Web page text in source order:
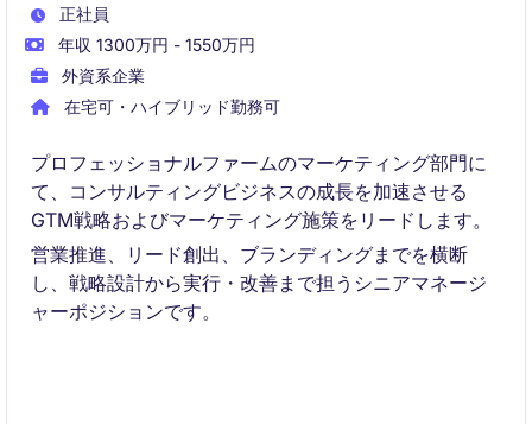
正社員
年収 1300万円 - 1550万円
外資系企業
在宅可・ハイブリッド勤務可
プロフェッショナルファームのマーケティング部門に
て、コンサルティングビジネスの成長を加速させる
GTM戦略およびマーケティング施策をリードします。
営業推進、リード創出、ブランディングまでを横断
し、戦略設計から実行・改善まで担うシニアマネージ
ャーポジションです。